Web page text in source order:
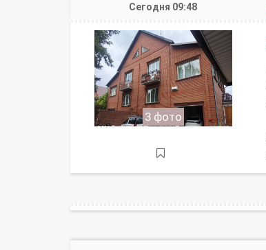
Сегодня 09:48
3 фото